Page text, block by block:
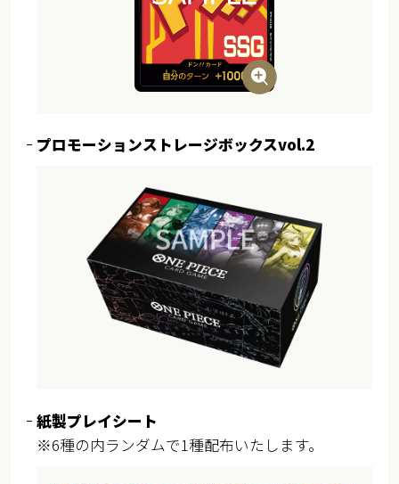
プロモーションストレージボックスvol.2
紙製プレイシート
※6種の内ランダムで1種配布いたします。